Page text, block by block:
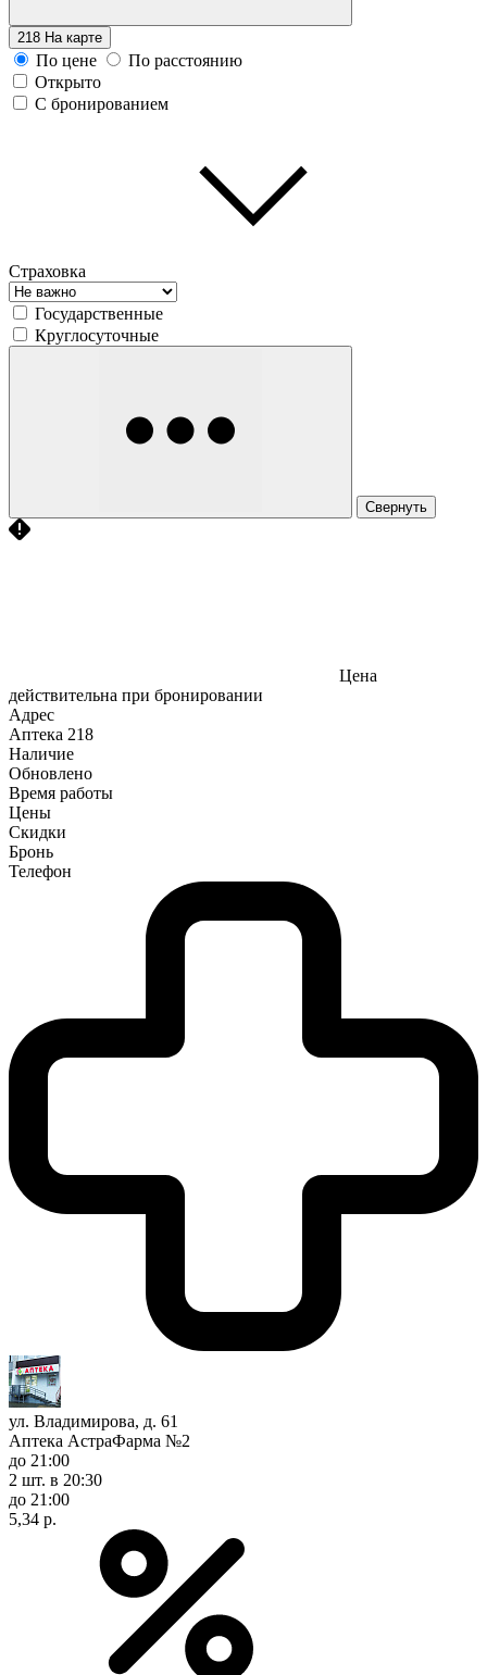
218 На карте
По цене
По расстоянию
Открыто
С бронированием
Страховка
Государственные
Круглосуточные
Свернуть
Цена
действительна при бронировании
Адрес
Аптека 218
Наличие
Обновлено
Время работы
Цены
Скидки
Бронь
Телефон
ул. Владимирова, д. 61
Аптека АстраФарма №2
до 21:00
2 шт. в 20:30
до 21:00
5,34 р.